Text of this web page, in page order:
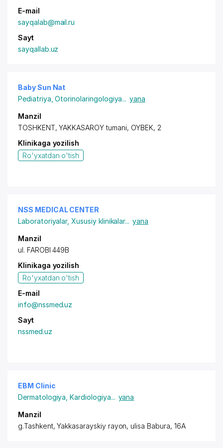
E-mail
sayqalab@mail.ru
Sayt
sayqallab.uz
Baby Sun Nat
Pediatriya ,Otorinolaringologiya... yana
Manzil
TOSHKENT, YAKKASAROY tumani, OYBEK, 2
Klinikaga yozilish
Ro'yxatdan o'tish
NSS MEDICAL CENTER
Laboratoriyalar,Xususiy klinikalar... yana
Manzil
ul. FAROBI 449B
Klinikaga yozilish
Ro'yxatdan o'tish
E-mail
info@nssmed.uz
Sayt
nssmed.uz
EBM Clinic
Dermatologiya ,Kardiologiya... yana
Manzil
g.Tashkent,Yakkasarayskiy rayon, ulisa Babura, 16A